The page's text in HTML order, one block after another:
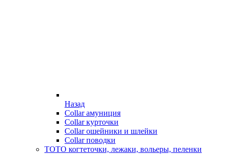
Назад
Collar амуниция
Collar курточки
Collar ошейники и шлейки
Collar поводки
ТОТО когтеточки, лежаки, вольеры, пеленки